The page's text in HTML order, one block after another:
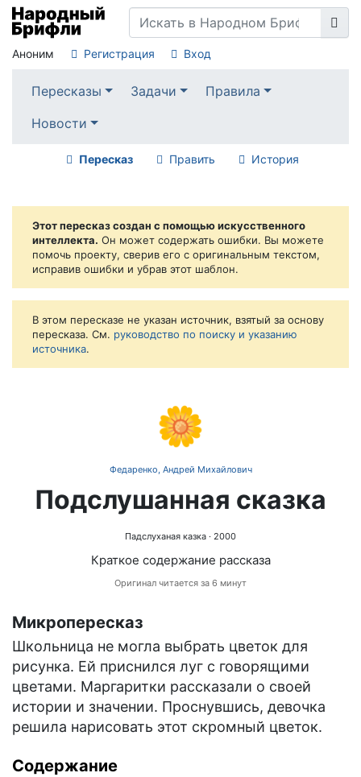
Аноним Регистрация Вход
Пересказы Задачи
Правила
Новости
Пересказ Править История
Этот пересказ создан с помощью искусственного
интеллекта. Он может содержать ошибки. Вы можете
помочь проекту, сверив его с оригинальным текстом,
исправив ошибки и убрав этот шаблон.
В этом пересказе не указан источник, взятый за основу
пересказа. См. руководство по поиску и указанию
источника.
🌼
Федаренко, Андрей Михайлович
Подслушанная сказка
Падслуханая казка · 2000
Краткое содержание рассказа
Оригинал читается за 6 минут
Микропересказ
Школьница не могла выбрать цветок для
рисунка. Ей приснился луг с говорящими
цветами. Маргаритки рассказали о своей
истории и значении. Проснувшись, девочка
решила нарисовать этот скромный цветок.
Содержание